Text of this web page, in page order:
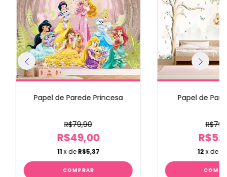
Papel de Parede Princesa
R$79,90
R$49,00
11x deR$5,37
Papel de
12 x de